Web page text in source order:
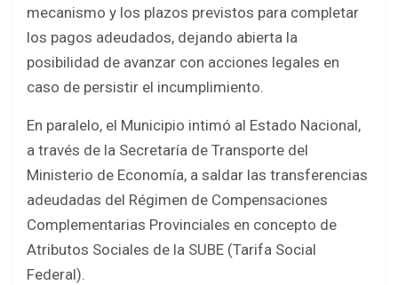
mecanismo y los plazos previstos para completar
los pagos adeudados, dejando abierta la
posibilidad de avanzar con acciones legales en
caso de persistir el incumplimiento.
En paralelo, el Municipio intimó al Estado Nacional,
a través de la Secretaría de Transporte del
Ministerio de Economía, a saldar las transferencias
adeudadas del Régimen de Compensaciones
Complementarias Provinciales en concepto de
Atributos Sociales de la SUBE (Tarifa Social
Federal).